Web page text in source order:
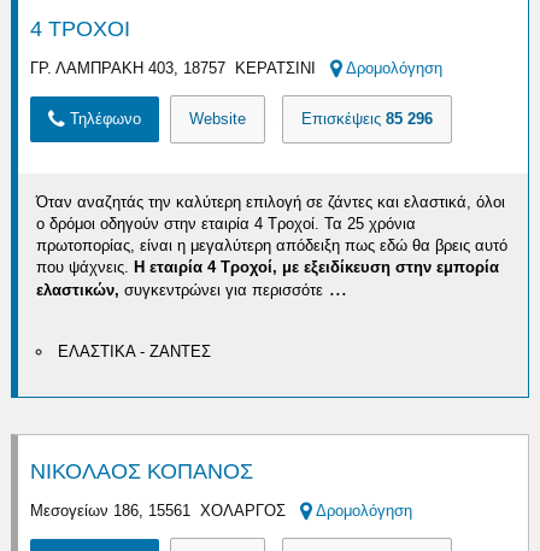
4 ΤΡΟΧΟΙ
ΓΡ. ΛΑΜΠΡΑΚΗ 403, 18757 ΚΕΡΑΤΣΙΝΙ Δρομολόγηση
Τηλέφωνο Website Επισκέψεις85 296
Όταν αναζητάς την καλύτερη επιλογή σε ζάντες και ελαστικά, όλοι
ο δρόμοι οδηγούν στην εταιρία 4 Τροχοί. Τα 25 χρόνια
πρωτοπορίας, είναι η μεγαλύτερη απόδειξη πως εδώ θα βρεις αυτό
που ψάχνεις. H εταιρία 4 Τροχοί, με εξειδίκευση στην εμπορία
ελαστικών, συγκεντρώνει για περισσότε ...
ΕΛΑΣΤΙΚΑ - ΖΑΝΤΕΣ
ΝΙΚΟΛΑΟΣ ΚΟΠΑΝΟΣ
Μεσογείων 186, 15561 ΧΟΛΑΡΓΟΣ Δρομολόγηση